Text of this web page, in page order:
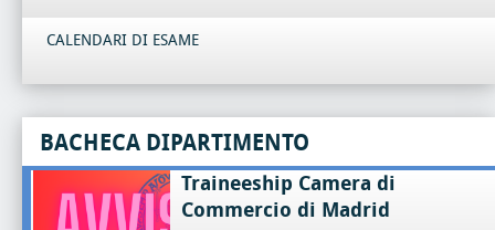
CALENDARI DI ESAME
BACHECA DIPARTIMENTO
Traineeship Camera di
Commercio di Madrid